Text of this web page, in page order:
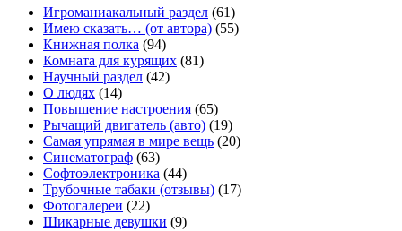
Игроманиакальный раздел (61)
Имею сказать… (от автора) (55)
Книжная полка (94)
Комната для курящих (81)
Научный раздел (42)
О людях (14)
Повышение настроения (65)
Рычащий двигатель (авто) (19)
Самая упрямая в мире вещь (20)
Синематограф (63)
Софтоэлектроника (44)
Трубочные табаки (отзывы) (17)
Фотогалереи (22)
Шикарные девушки (9)